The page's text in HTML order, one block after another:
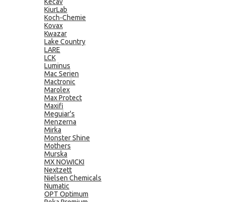
KiurLab
Koch-Chemie
Kovax
Kwazar
Lake Country
LARE
LCK
Luminus
Mac Serien
Mactronic
Marolex
Max Protect
Maxifi
Meguiar's
Menzerna
Mirka
Monster Shine
Mothers
Murska
MX NOWICKI
Nextzett
Nielsen Chemicals
Numatic
OPT Optimum